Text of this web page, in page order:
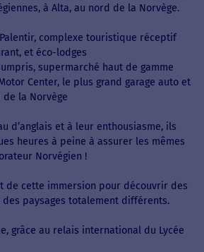
à Alta, au nord de la Norvège.
complexe touristique réceptif
et éco-lodges
supermarché haut de gamme
Center, le plus grand garage auto et
la Norvège
d’anglais et à leur enthousiasme, ils
heures à peine à assurer les mêmes
Norvégien !
de cette immersion pour découvrir des
paysages totalement différents.
grâce au relais international du Lycée